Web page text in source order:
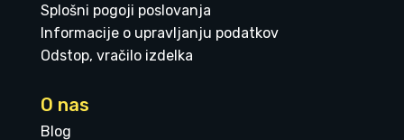
Splošni pogoji poslovanja
Informacije o upravljanju podatkov
Odstop, vračilo izdelka
O nas
Blog